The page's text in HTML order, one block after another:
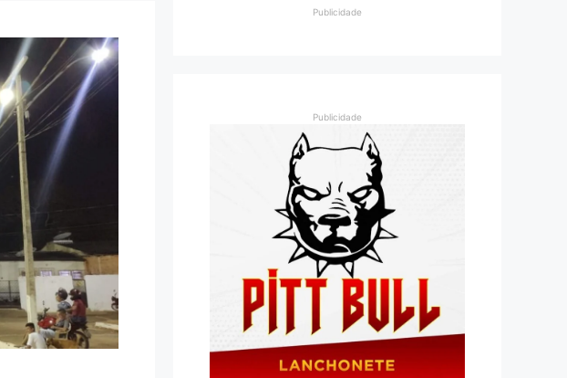
Publicidade
Publicidade